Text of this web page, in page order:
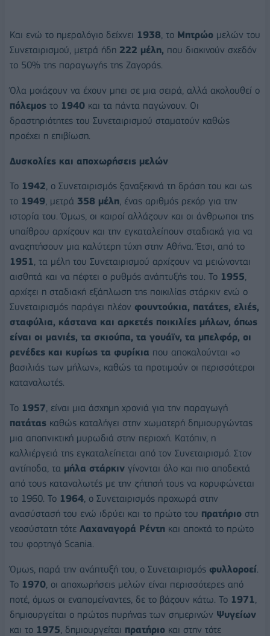
Και ενώ το ημερολόγιο δείχνει 1938, το Μητρώο μελών του
Συνεταιρισμού, μετρά ήδη 222 μέλη, που διακινούν σχεδόν
το 50% της παραγωγής της Ζαγοράς.
Όλα μοιάζουν να έχουν μπει σε μια σειρά, αλλά ακολουθεί ο
πόλεμος το 1940 και τα πάντα παγώνουν. Οι
δραστηριότητες του Συνεταιρισμού σταματούν καθώς
προέχει η επιβίωση.
Δυσκολίες και αποχωρήσεις μελών
Το 1942, ο Συνεταιρισμός ξαναξεκινά τη δράση του και ως
το 1949, μετρά 358 μέλη, ένας αριθμός ρεκόρ για την
ιστορία του. Όμως, οι καιροί αλλάζουν και οι άνθρωποι της
υπαίθρου αρχίζουν και την εγκαταλείπουν σταδιακά για να
αναζητήσουν μια καλύτερη τύχη στην Αθήνα. Έτσι, από το
1951, τα μέλη του Συνεταιρισμού αρχίζουν να μειώνονται
αισθητά και να πέφτει ο ρυθμός ανάπτυξής του. Το 1955,
αρχίζει η σταδιακή εξάπλωση της ποικιλίας στάρκιν ενώ ο
Συνεταιρισμός παράγει πλέον φουντούκια, πατάτες, ελιές,
σταφύλια, κάστανα και αρκετές ποικιλίες μήλων, όπως
είναι οι μανιές, τα σκιούπα, τα γουάϊν, τα μπελφόρ, οι
ρενέδες και κυρίως τα φυρίκια που αποκαλούνται «ο
βασιλιάς των μήλων», καθώς τα προτιμούν οι περισσότεροι
καταναλωτές.
Το 1957, είναι μια άσχημη χρονιά για την παραγωγή
πατάτας καθώς καταλήγει στην χωματερή δημιουργώντας
μια αποπνικτική μυρωδιά στην περιοχή. Κατόπιν, η
καλλιέργειά της εγκαταλείπεται από τον Συνεταιρισμό. Στον
αντίποδα, τα μήλα στάρκιν γίνονται όλο και πιο αποδεκτά
από τους καταναλωτές με την ζήτησή τους να κορυφώνεται
το 1960. Το 1964, ο Συνεταιρισμός προχωρά στην
ανασύστασή του ενώ ιδρύει και το πρώτο του πρατήριο στη
νεοσύστατη τότε Λαχαναγορά Ρέντη και αποκτά το πρώτο
του φορτηγό Scania.
Όμως, παρά την ανάπτυξή του, ο Συνεταιρισμός φυλλοροεί.
Το 1970, οι αποχωρήσεις μελών είναι περισσότερες από
ποτέ, όμως οι εναπομείναντες, δε το βάζουν κάτω. Το 1971,
δημιουργείται ο πρώτος πυρήνας των σημερινών Ψυγείων
και το 1975, δημιουργείται πρατήριο και στην τότε